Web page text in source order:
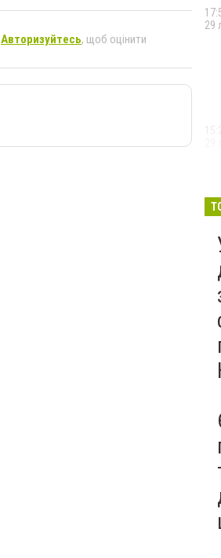
Авторизуйтесь, щоб оцінити
29